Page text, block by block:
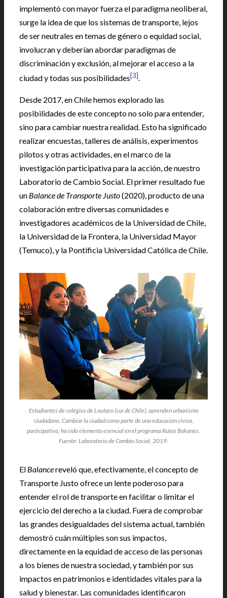
implementó con mayor fuerza el paradigma neoliberal,
surge la idea de que los sistemas de transporte, lejos
de ser neutrales en temas de género o equidad social,
involucran y deberían abordar paradigmas de
discriminación y exclusión, al mejorar el acceso a la
ciudad y todas sus posibilidades[3].
Desde 2017, en Chile hemos explorado las
posibilidades de este concepto no solo para entender,
sino para cambiar nuestra realidad. Esto ha significado
realizar encuestas, talleres de análisis, experimentos
pilotos y otras actividades, en el marco de la
investigación participativa para la acción, de nuestro
Laboratorio de Cambio Social. El primer resultado fue
un Balance de Transporte Justo(2020), producto de una
colaboración entre diversas comunidades e
investigadores académicos de la Universidad de Chile,
la Universidad de la Frontera, la Universidad Mayor
(Temuco), y la Pontificia Universidad Católica de Chile.
Estudiantes de colegios de Lautaro (sur de Chile), aprenden urbanismo
ciudadano. Cambiar la ciudad como parte de una educación cívica,
participativa, ha sido elemento esencial en el programa Rutas Bakanes.
Fuente: Laboratorio de Cambio Social, 2019.
El Balancereveló que, efectivamente, el concepto de
Transporte Justo ofrece un lente poderoso para
entender el rol de transporte en facilitar o limitar el
ejercicio del derecho a la ciudad. Fuera de comprobar
las grandes desigualdades del sistema actual, también
demostró cuán múltiples son sus impactos,
directamente en la equidad de acceso de las personas
a los bienes de nuestra sociedad, y también por sus
impactos en patrimonios e identidades vitales para la
salud y bienestar. Las comunidades identificaron